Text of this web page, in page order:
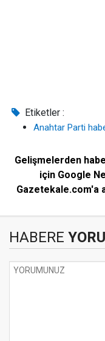
Etiketler :
Anahtar Parti
Gelişmelerden
için Google
Gazetekale.com'a
HABERE